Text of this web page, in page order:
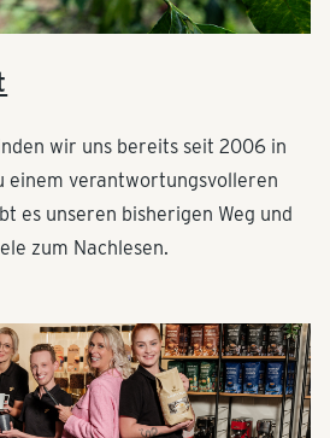
wir uns bereits seit 2006 in
einem verantwortungsvolleren
es unseren bisherigen Weg und
zum Nachlesen.